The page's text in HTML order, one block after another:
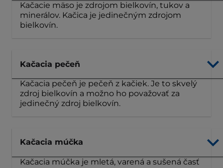
Kačacie mäso je zdrojom bielkovín, tukov a
minerálov. Kačica je jedinečným zdrojom
bielkovín.
Kačacia pečeň
Kačacia pečeň je pečeň z kačiek. Je to skvelý
zdroj bielkovín a možno ho považovať za
jedinečný zdroj bielkovín.
Kačacia múčka
Kačacia múčka je mletá, varená a sušená časť